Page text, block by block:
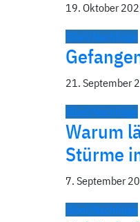
19. Oktober
Bibel/Nachfolge
21. September
Bibel/Nachfolge
Warum
Stürme
7. September
Bibel/Nachfolge